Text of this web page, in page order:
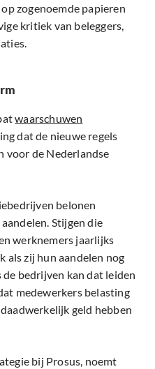
zogenoemde papieren
kritiek van beleggers,
waarschuwen
dat de nieuwe regels
voor de Nederlandse
belonen
Stijgen die
werknemers jaarlijks
als zij hun aandelen nog
bedrijven kan dat leiden
medewerkers belasting
geld hebben
bij Prosus, noemt